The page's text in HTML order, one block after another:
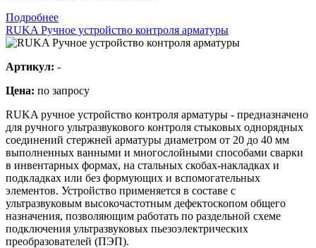
Подробнее
RUKA Ручное устройство контроля арматуры
Артикул: -
Цена: по запросу
RUKA ручное устройство контроля арматуры - предназначено
для ручного ультразвукового контроля стыковых однорядных
соединений стержней арматуры диаметром от 20 до 40 мм
выполненных ванными и многослойными способами сварки
в инвентарных формах, на стальных скобах-накладках и
подкладках или без формующих и вспомогательных
элементов. Устройство применяется в составе с
ультразвуковым высокочастотным дефектоскопом общего
назначения, позволяющим работать по раздельной схеме
подключения ультразвуковых пьезоэлектрических
преобразователей (ПЭП).